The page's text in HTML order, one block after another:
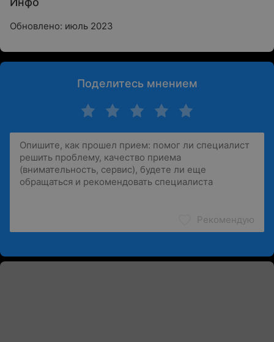
Обновлено: июль 2023
Поделитесь мнением
Рекомендую